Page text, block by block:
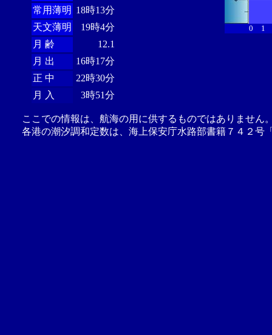
常用薄明 18時13分
天文薄明
19時4分
月 齢
12.1
月 出
16時17分
正 中
22時30分
月 入
3時51分
0 1
ここでの情報は、航海の用に供するものではありませ
各港の潮汐調和定数は、海上保安庁水路部書籍７４２